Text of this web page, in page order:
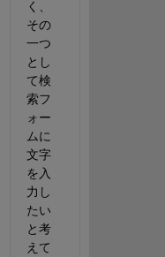
く、
その
一つ
とし
て検
索フ
ォー
ムに
文字
を入
力し
たい
と考
えて